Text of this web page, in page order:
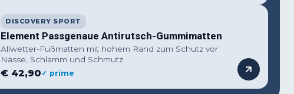
DISCOVERY SPORT
Element Passgenaue Antirutsch-Gummimatten
Allwetter-Fußmatten mit hohem Rand zum Schutz vor
Nässe, Schlamm und Schmutz.
€ 42,90✓ prime